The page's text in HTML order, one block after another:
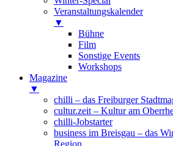
Veranstaltungskalender
▼
Bühne
Film
Sonstige Events
Workshops
Magazine
▼
chilli – das Freiburger
cultur.zeit – Kultur am
chilli-Jobstarter
business im Breisgau – das
Region